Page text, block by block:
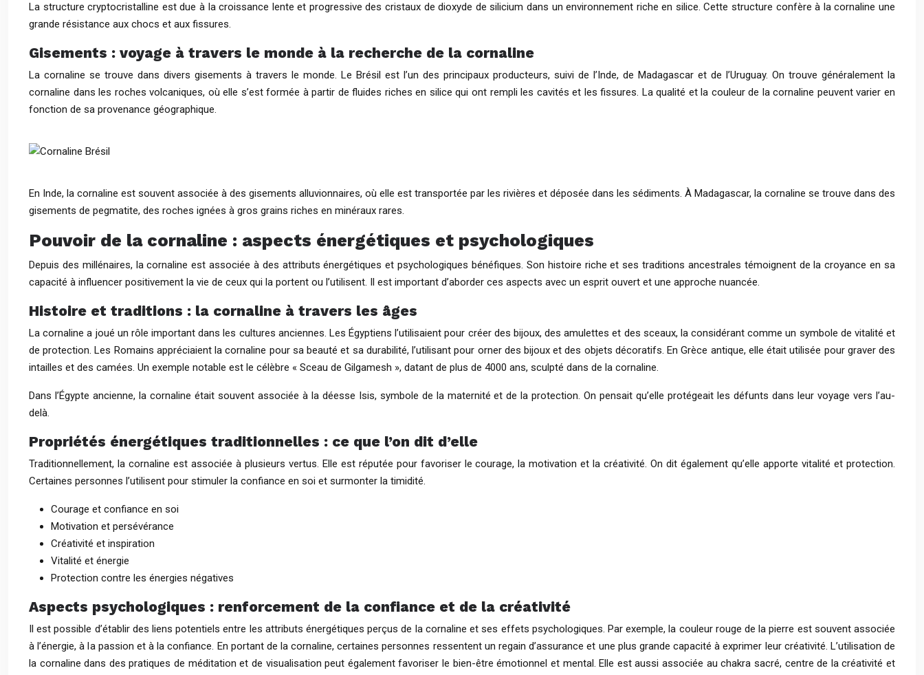
La structure cryptocristalline est due à la croissance lente et progressive des cristaux de dioxyde de silicium dans un environnement riche en silice. Cette structure confère à la cornaline une
grande résistance aux chocs et aux fissures.
Gisements : voyage à travers le monde à la recherche de la cornaline
La cornaline se trouve dans divers gisements à travers le monde. Le Brésil est l’un des principaux producteurs, suivi de l’Inde, de Madagascar et de l’Uruguay. On trouve généralement la
cornaline dans les roches volcaniques, où elle s’est formée à partir de fluides riches en silice qui ont rempli les cavités et les fissures. La qualité et la couleur de la cornaline peuvent varier en
fonction de sa provenance géographique.
En Inde, la cornaline est souvent associée à des gisements alluvionnaires, où elle est transportée par les rivières et déposée dans les sédiments. À Madagascar, la cornaline se trouve dans des
gisements de pegmatite, des roches ignées à gros grains riches en minéraux rares.
Pouvoir de la cornaline : aspects énergétiques et psychologiques
Depuis des millénaires, la cornaline est associée à des attributs énergétiques et psychologiques bénéfiques. Son histoire riche et ses traditions ancestrales témoignent de la croyance en sa
capacité à influencer positivement la vie de ceux qui la portent ou l’utilisent. Il est important d’aborder ces aspects avec un esprit ouvert et une approche nuancée.
Histoire et traditions : la cornaline à travers les âges
La cornaline a joué un rôle important dans les cultures anciennes. Les Égyptiens l’utilisaient pour créer des bijoux, des amulettes et des sceaux, la considérant comme un symbole de vitalité et
de protection. Les Romains appréciaient la cornaline pour sa beauté et sa durabilité, l’utilisant pour orner des bijoux et des objets décoratifs. En Grèce antique, elle était utilisée pour graver des
intailles et des camées. Un exemple notable est le célèbre « Sceau de Gilgamesh », datant de plus de 4000 ans, sculpté dans de la cornaline.
Dans l’Égypte ancienne, la cornaline était souvent associée à la déesse Isis, symbole de la maternité et de la protection. On pensait qu’elle protégeait les défunts dans leur voyage vers l’au-
delà.
Propriétés énergétiques traditionnelles : ce que l’on dit d’elle
Traditionnellement, la cornaline est associée à plusieurs vertus. Elle est réputée pour favoriser le courage, la motivation et la créativité. On dit également qu’elle apporte vitalité et protection.
Certaines personnes l’utilisent pour stimuler la confiance en soi et surmonter la timidité.
Courage et confiance en soi
Motivation et persévérance
Créativité et inspiration
Vitalité et énergie
Protection contre les énergies négatives
Aspects psychologiques : renforcement de la confiance et de la créativité
Il est possible d’établir des liens potentiels entre les attributs énergétiques perçus de la cornaline et ses effets psychologiques. Par exemple, la couleur rouge de la pierre est souvent associée
à l’énergie, à la passion et à la confiance. En portant de la cornaline, certaines personnes ressentent un regain d’assurance et une plus grande capacité à exprimer leur créativité. L’utilisation de
la cornaline dans des pratiques de méditation et de visualisation peut également favoriser le bien-être émotionnel et mental. Elle est aussi associée au chakra sacré, centre de la créativité et